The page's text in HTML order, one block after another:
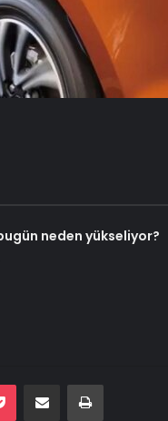
neden yükseliyor?
Pocket E-Posta ile paylaş Yazdır